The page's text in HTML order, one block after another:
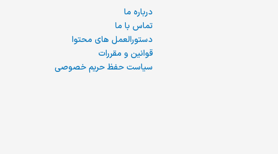
درباره ما
تماس با ما
دستورالعمل های محتوا
قوانین و مقررات
سیاست حفظ حریم خصوصی